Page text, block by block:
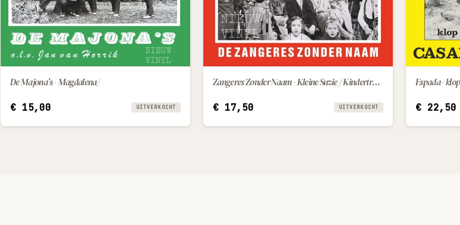
De Majona’s - Magdalena/
€15,00 UITVERKOCHT
Zangeres Zonder Naam - Kleine Suzie / Kindertroost
€17,50 UITVERKOCHT €22,50